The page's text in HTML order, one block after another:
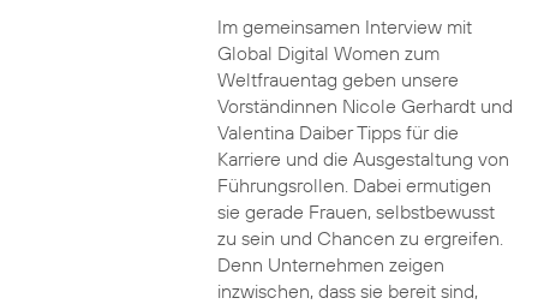
Im gemeinsamen Interview mit
Global Digital Women zum
Weltfrauentag geben unsere
Vorständinnen Nicole Gerhardt und
Valentina Daiber Tipps für die
Karriere und die Ausgestaltung von
Führungsrollen. Dabei ermutigen
sie gerade Frauen, selbstbewusst
zu sein und Chancen zu ergreifen.
Denn Unternehmen zeigen
inzwischen, dass sie bereit sind,